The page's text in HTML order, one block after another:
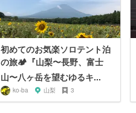
初めてのお気楽ソロテント泊
の旅🏕『山梨〜長野、富士
山〜八ヶ岳を望むゆるキ...
ko-ba 山梨 3